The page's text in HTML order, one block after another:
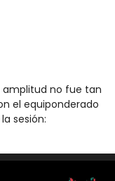
amplitud no fue tan
el equiponderado
sesión: